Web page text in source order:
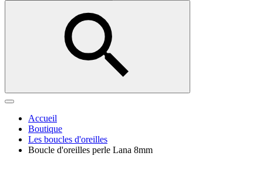
Accueil
Boutique
Les boucles d'oreilles
Boucle d'oreilles perle Lana 8mm